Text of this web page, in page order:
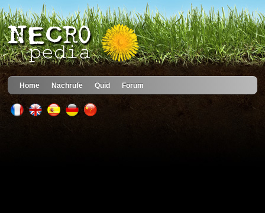
Home Nachrufe Quid Forum